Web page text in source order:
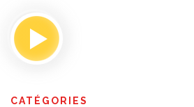
CATÉGORIES